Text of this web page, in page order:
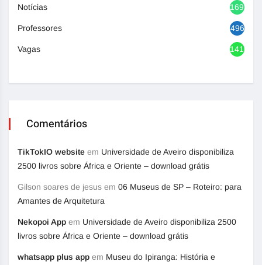
Notícias 1692
Professores 496
Vagas 1416
Comentários
TikTokIO website em Universidade de Aveiro disponibiliza
2500 livros sobre África e Oriente – download grátis
Gilson soares de jesus em 06 Museus de SP – Roteiro: para
Amantes de Arquitetura
Nekopoi App em Universidade de Aveiro disponibiliza 2500
livros sobre África e Oriente – download grátis
whatsapp plus app em Museu do Ipiranga: História e